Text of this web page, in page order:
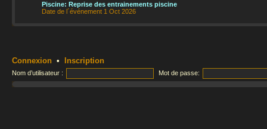
Piscine: Reprise des entrainements piscine
Date de l´événement 1 Oct 2026
Connexion • Inscription
Nom d’utilisateur : Mot de passe: